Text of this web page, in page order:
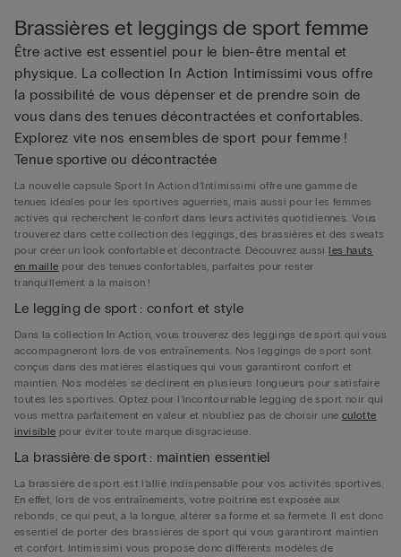
Brassières et leggings de sport femme
Être active est essentiel pour le bien-être mental et
physique. La collection In Action Intimissimi vous offre
la possibilité de vous dépenser et de prendre soin de
vous dans des tenues décontractées et confortables.
Explorez vite nos ensembles de sport pour femme !
Tenue sportive ou décontractée
La nouvelle capsule Sport In Action d’Intimissimi offre une gamme de
tenues idéales pour les sportives aguerries, mais aussi pour les femmes
actives qui recherchent le confort dans leurs activités quotidiennes. Vous
trouverez dans cette collection des leggings, des brassières et des sweats
pour créer un look confortable et décontracté. Découvrez aussiles hauts
en maille pour des tenues confortables, parfaites pour rester
tranquillement à la maison !
Le legging de sport : confort et style
Dans la collection In Action, vous trouverez des leggings de sport qui vous
accompagneront lors de vos entraînements. Nos leggings de sport sont
conçus dans des matières élastiques qui vous garantiront confort et
maintien. Nos modèles se déclinent en plusieurs longueurs pour satisfaire
toutes les sportives. Optez pour l’incontournable legging de sport noir qui
vous mettra parfaitement en valeur et n’oubliez pas de choisir une culotte
invisible pour éviter toute marque disgracieuse.
La brassière de sport : maintien essentiel
La brassière de sport est l’allié indispensable pour vos activités sportives.
En effet, lors de vos entraînements, votre poitrine est exposée aux
rebonds, ce qui peut, à la longue, altérer sa forme et sa fermeté. Il est donc
essentiel de porter des brassières de sport qui vous garantiront maintien
et confort. Intimissimi vous propose donc différents modèles de